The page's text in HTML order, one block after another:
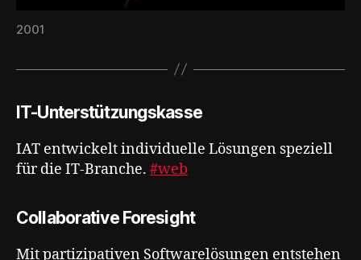
2001
IT-Unterstützungskasse
IAT entwickelt individuelle Lösungen speziell
für die IT-Branche. #web
Collaborative Foresight
Mit partizipativen Softwarelösungen entstehen